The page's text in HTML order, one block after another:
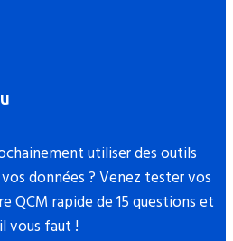
utiliser des outils
données ? Venez tester vos
QCM rapide de 15 questions et
vous faut !